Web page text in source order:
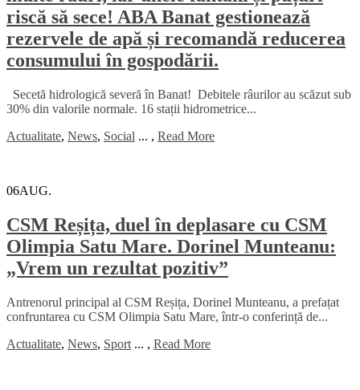
riscă să sece! ABA Banat gestionează
rezervele de apă și recomandă reducerea
consumului în gospodării.
Secetă hidrologică severă în Banat! Debitele râurilor au scăzut sub
30% din valorile normale. 16 stații hidrometrice...
Actualitate, News, Social ... , Read More
06AUG.
CSM Reșița, duel în deplasare cu CSM
Olimpia Satu Mare. Dorinel Munteanu:
„Vrem un rezultat pozitiv”
Antrenorul principal al CSM Reșița, Dorinel Munteanu, a prefațat
confruntarea cu CSM Olimpia Satu Mare, într-o conferință de...
Actualitate, News, Sport ... , Read More